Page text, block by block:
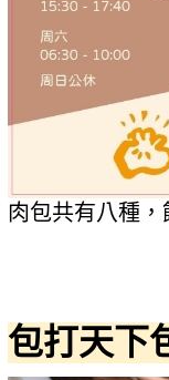
肉包共有八種，
包打天下